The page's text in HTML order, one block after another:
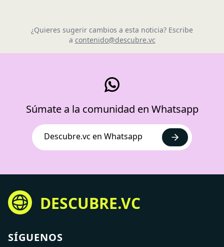
¿Quieres sugerir cambios a esta noticia? Escribe
a contenido@descubre.vc
Súmate a la comunidad en Whatsapp
Descubre.vc en Whatsapp
DESCUBRE.VC
SÍGUENOS